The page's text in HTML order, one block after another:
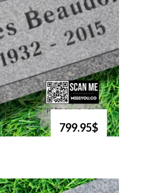
799.95$